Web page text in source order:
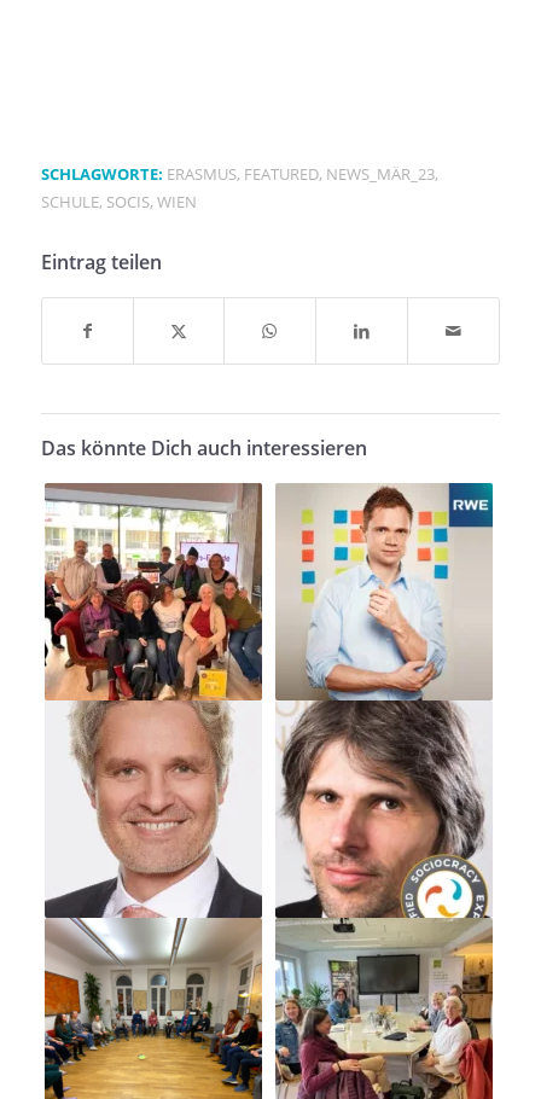
SCHLAGWORTE: ERASMUS, FEATURED, NEWS_MÄR_23,
SCHULE, SOCIS, WIEN
Eintrag teilen
Das könnte Dich auch interessieren